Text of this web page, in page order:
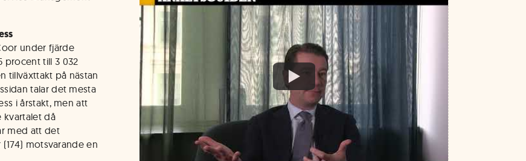
under fjärde
procent till 3 032
tillväxttakt på nästan
talar det mesta
i årstakt, men att
kvartalet då
med att det
motsvarande en